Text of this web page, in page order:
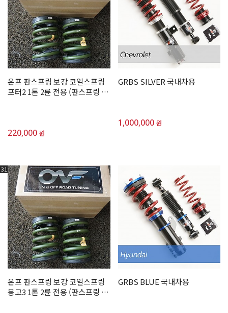
온프 판스프링 보강 코일스프링
포터2 1톤 2륜 전용 (판스프링 사
220,000 원
GRBS SILVER 국내차용
1,000,000 원
31
온프 판스프링 보강 코일스프링
봉고3 1톤 2륜 전용 (판스프링 사
GRBS BLUE 국내차용